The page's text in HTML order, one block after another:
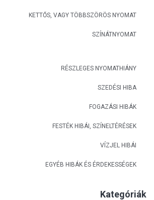
KETTŐS, VAGY TÖBBSZÖRÖS NYOMAT
SZÍNÁTNYOMAT
RÉSZLEGES NYOMATHIÁNY
SZEDÉSI HIBA
FOGAZÁSI HIBÁK
FESTÉK HIBÁI, SZÍNELTÉRÉSEK
VÍZJEL HIBÁI
EGYÉB HIBÁK ÉS ÉRDEKESSÉGEK
Kategóriák